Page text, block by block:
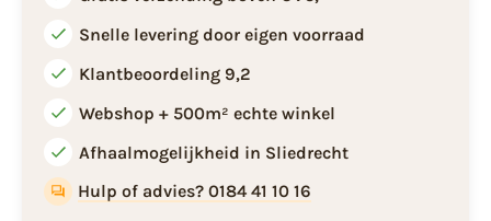
Snelle levering door eigen voorraad
Klantbeoordeling 9,2
Webshop + 500m² echte winkel
Afhaalmogelijkheid in Sliedrecht
Hulp of advies? 0184 41 10 16